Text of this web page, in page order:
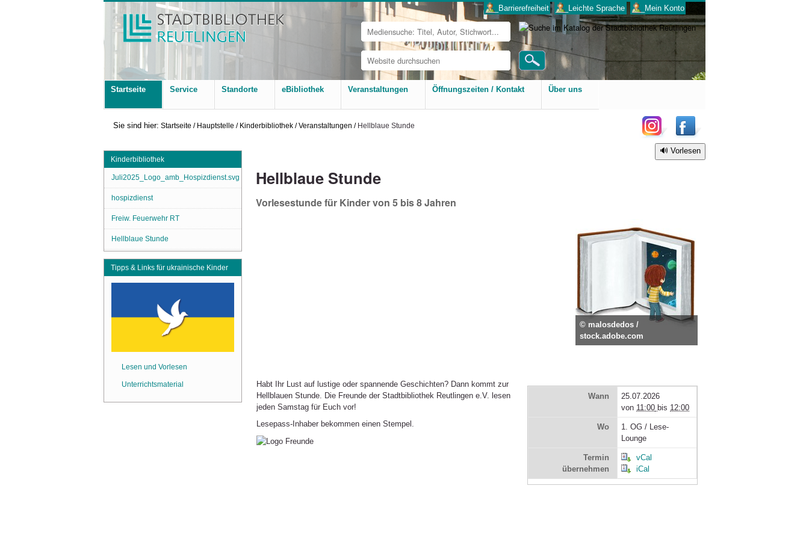
Website
durchsuchen
Erweiterte
Suche…
___Barrierefreiheit ___Leichte Sprache ___Mein Konto
Startseite Service Standorte eBibliothek Veranstaltungen Öffnungszeiten / Kontakt Über uns
Sie sind hier: Startseite / Hauptstelle / Kinderbibliothek /Veranstaltungen / Hellblaue Stunde
Vorlesen
Hellblaue Stunde
Vorlesestunde für Kinder von 5 bis 8 Jahren
© malosdedos /
stock.adobe.com
Wann
25.07.2026
von 11:00 bis 12:00
Wo
1. OG / Lese-
Lounge
Termin
übernehmen
vCal
iCal
Habt Ihr Lust auf lustige oder spannende Geschichten? Dann kommt zur
Hellblauen Stunde. Die Freunde der Stadtbibliothek Reutlingen e.V. lesen
jeden Samstag für Euch vor!
Lesepass-Inhaber bekommen einen Stempel.
Kinderbibliothek
Juli2025_Logo_amb_Hospizdienst.svg
hospizdienst
Freiw. Feuerwehr RT
Hellblaue Stunde
Tipps & Links für ukrainische Kinder
Lesen und Vorlesen
Unterrichtsmaterial